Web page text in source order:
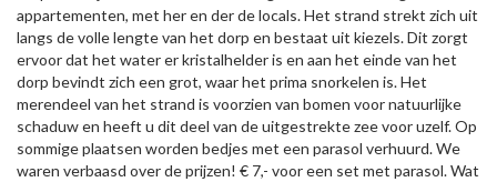
appartementen, met her en der de locals. Het strand strekt zich uit
langs de volle lengte van het dorp en bestaat uit kiezels. Dit zorgt
ervoor dat het water er kristalhelder is en aan het einde van het
dorp bevindt zich een grot, waar het prima snorkelen is. Het
merendeel van het strand is voorzien van bomen voor natuurlijke
schaduw en heeft u dit deel van de uitgestrekte zee voor uzelf. Op
sommige plaatsen worden bedjes met een parasol verhuurd. We
waren verbaasd over de prijzen! € 7,- voor een set met parasol. Wat